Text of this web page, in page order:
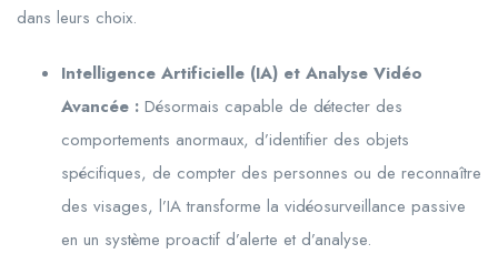
dans leurs choix.
Intelligence Artificielle (IA) et Analyse Vidéo
Avancée : Désormais capable de détecter des
comportements anormaux, d’identifier des objets
spécifiques, de compter des personnes ou de reconnaître
des visages, l’IA transforme la vidéosurveillance passive
en un système proactif d’alerte et d’analyse.